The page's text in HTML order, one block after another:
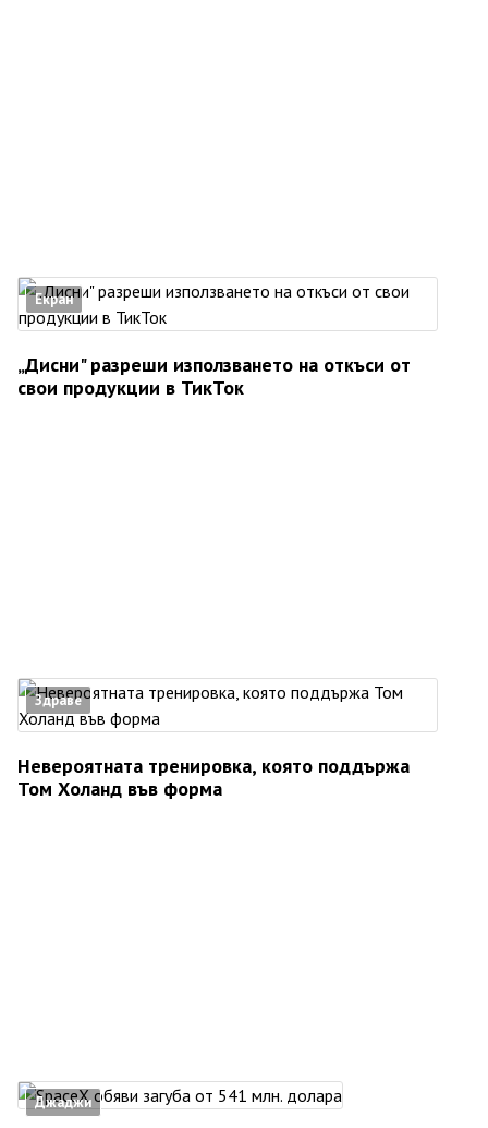
Екран
„Дисни" разреши използването на откъси от
свои продукции в ТикТок
Здраве
Невероятната тренировка, която поддържа
Том Холанд във форма
Джаджи